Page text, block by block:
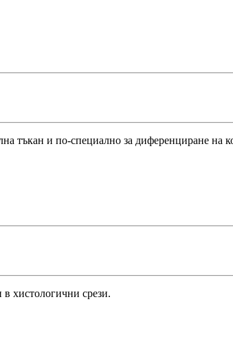
тъкан и по-специално за диференциране на
хистологични срези.